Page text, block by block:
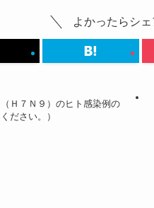
よかったらシェ
Ｈ７Ｎ９）のヒト感染例の
ださい。）